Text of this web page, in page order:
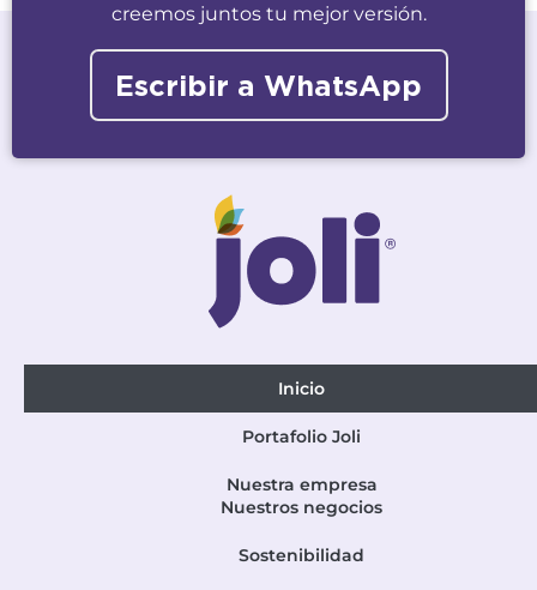
creemos juntos tu mejor versión.
Escribir a WhatsApp
Inicio
Portafolio Joli
Nuestra empresa
Nuestros negocios
Sostenibilidad